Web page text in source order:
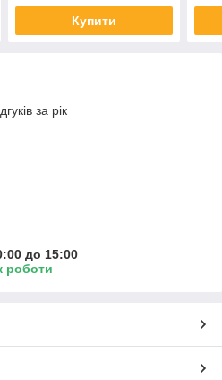
Купити
за рік
до 15:00
роботи